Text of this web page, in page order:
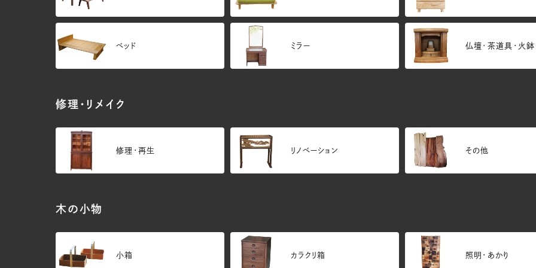
ベッド ミラー 仏壇･茶道具・火鉢
修理・リメイク
修理・再生 リノベーション その他
木の小物
小箱 カラクリ箱 照明・あかり